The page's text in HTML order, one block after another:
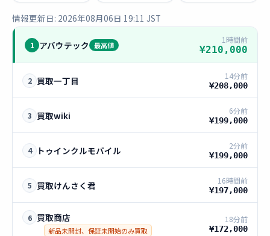
情報更新日: 2026年08月06日 19:11 JST
1 アバウテック 最高値
1時間前
¥210,000
2 買取一丁目 14分前
¥208,000
3 買取wiki 6分前
¥199,000
4 トゥインクルモバイル 2分前
¥199,000
5 買取けんさく君 16時間前
¥197,000
6 買取商店
新品未開封、保証未開始のみ買取
18分前
¥172,000